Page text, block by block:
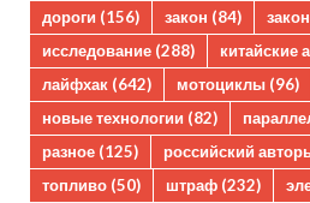
дороги (156) закон (84)
исследование (288) китайские
лайфхак (642) мотоциклы (96)
новые технологии (82)
разное (125) российский
топливо (50) штраф (232)